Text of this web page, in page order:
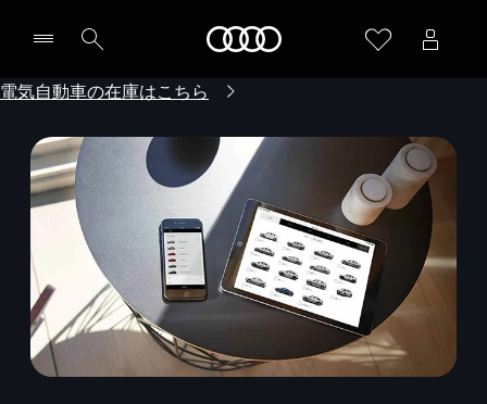
電気自動車の在庫はこちら